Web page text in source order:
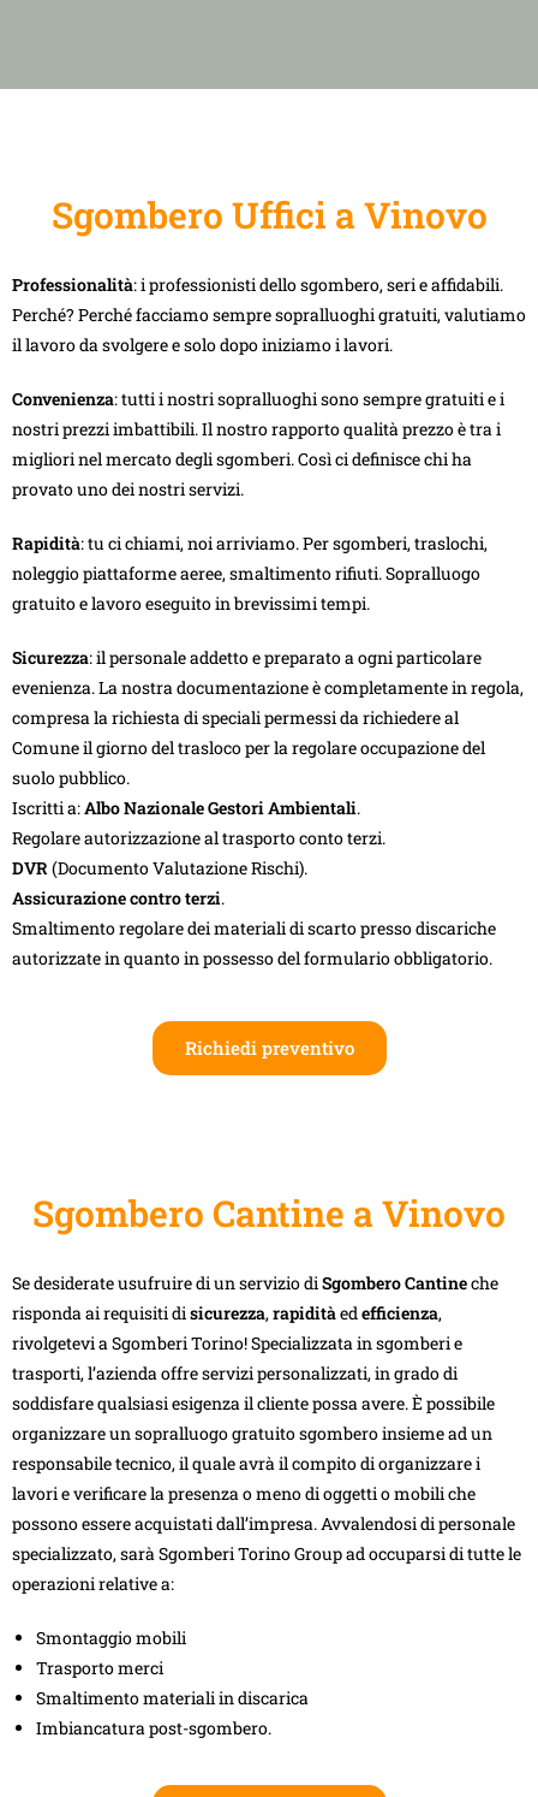
Sgombero Uffici a Vinovo
Professionalità: i professionisti dello sgombero, seri e affidabili.
Perché? Perché facciamo sempre sopralluoghi gratuiti, valutiamo
il lavoro da svolgere e solo dopo iniziamo i lavori.
Convenienza: tutti i nostri sopralluoghi sono sempre gratuiti e i
nostri prezzi imbattibili. Il nostro rapporto qualità prezzo è tra i
migliori nel mercato degli sgomberi. Così ci definisce chi ha
provato uno dei nostri servizi.
Rapidità: tu ci chiami, noi arriviamo. Per sgomberi, traslochi,
noleggio piattaforme aeree, smaltimento rifiuti. Sopralluogo
gratuito e lavoro eseguito in brevissimi tempi.
Sicurezza: il personale addetto e preparato a ogni particolare
evenienza. La nostra documentazione è completamente in regola,
compresa la richiesta di speciali permessi da richiedere al
Comune il giorno del trasloco per la regolare occupazione del
suolo pubblico.
Iscritti a:Albo Nazionale Gestori Ambientali.
Regolare autorizzazione al trasporto conto terzi.
DVR (Documento Valutazione Rischi).
Assicurazione contro terzi.
Smaltimento regolare dei materiali di scarto presso discariche
autorizzate in quanto in possesso del formulario obbligatorio.
Richiedi preventivo
Sgombero Cantine a Vinovo
Se desiderate usufruire di un servizio di Sgombero Cantineche
risponda ai requisiti di sicurezza, rapidità ed efficienza,
rivolgetevi a Sgomberi Torino! Specializzata in sgomberi e
trasporti, l’azienda offre servizi personalizzati, in grado di
soddisfare qualsiasi esigenza il cliente possa avere. È possibile
organizzare un sopralluogo gratuito sgombero insieme ad un
responsabile tecnico, il quale avrà il compito di organizzare i
lavori e verificare la presenza o meno di oggetti o mobili che
possono essere acquistati dall’impresa. Avvalendosi di personale
specializzato, sarà Sgomberi Torino Group ad occuparsi di tutte le
operazioni relative a:
Smontaggio mobili
Trasporto merci
Smaltimento materiali in discarica
Imbiancatura post-sgombero.